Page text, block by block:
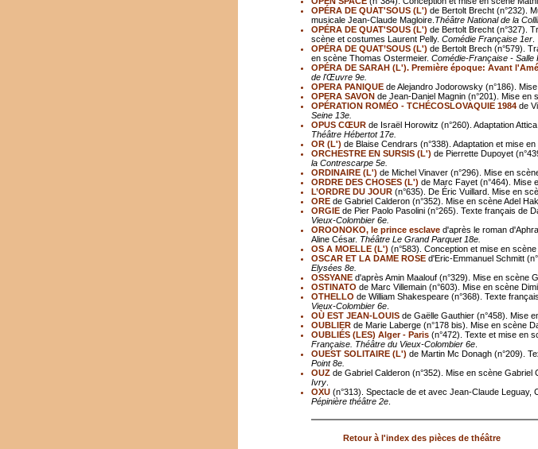
OPÉRA DE QUAT'SOUS (L') de Bertolt Brecht (n°232).
musicale Jean-Claude Magloire. Théâtre National de la
OPÉRA DE QUAT'SOUS (L') de Bertolt Brecht (n°327).
scène et costumes Laurent Pelly. Comédie Française 1er.
OPÉRA DE QUAT’SOUS (L') de Bertolt Brech (n°579).
en scène Thomas Ostermeier. Comédie-Française - Salle
OPÉRA DE SARAH (L'). Première époque: Avant
de l'Œuvre 9e.
OPERA PANIQUEde Alejandro Jodorowsky (n°186).
OPERA SAVONde Jean-Daniel Magnin (n°201). Mise en
OPÉRATION ROMÉO - TCHÉCOSLOVAQUIE 1984de
Seine 13e.
OPUS CŒURde Israël Horowitz (n°260). Adaptation
Théâtre Hébertot 17e.
OR (L') de Blaise Cendrars (n°338). Adaptation et mise en
ORCHESTRE EN SURSIS (L') de Pierrette Dupoyet
la Contrescarpe 5e.
ORDINAIRE (L') de Michel Vinaver (n°296). Mise en
ORDRE DES CHOSES (L') de Marc Fayet (n°464). Mise
L’ORDRE DU JOUR (n°635). De Éric Vuillard. Mise en
OREde Gabriel Calderon (n°352). Mise en scène Adel
ORGIEde Pier Paolo Pasolini (n°265). Texte français de
Vieux-Colombier 6e.
OROONOKO, le prince esclave d'après le roman
Aline César. Théâtre Le Grand Parquet 18e.
OS A MOELLE (L') (n°583). Conception et mise en
OSCAR ET LA DAME ROSEd'Eric-Emmanuel Schmitt
Elysées 8e.
OSSYANEd'après Amin Maalouf (n°329). Mise en scène
OSTINATO de Marc Villemain (n°603). Mise en scène
OTHELLO de William Shakespeare (n°368). Texte
Vieux-Colombier 6e.
OÙ EST JEAN-LOUIS de Gaëlle Gauthier (n°458). Mise
OUBLIERde Marie Laberge (n°178 bis). Mise en scène
OUBLIÉS (LES) Alger - Paris (n°472). Texte et mise en
Française. Théâtre du Vieux-Colombier 6e.
OUEST SOLITAIRE (L') de Martin Mc Donagh (n°209).
Point 8e.
OUZde Gabriel Calderon (n°352). Mise en scène Gabriel
Ivry.
OXU(n°313). Spectacle de et avec Jean-Claude
Pépinière théâtre 2e.
Retour à l'index des pièces de théâtre